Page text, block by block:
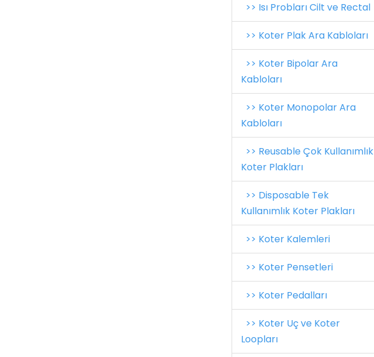
>> Isı Probları Cilt ve Rectal
>> Koter Plak Ara Kabloları
>> Koter Bipolar Ara
Kabloları
>> Koter Monopolar Ara
Kabloları
>> Reusable Çok Kullanımlık
Koter Plakları
>> Disposable Tek
Kullanımlık Koter Plakları
>> Koter Kalemleri
>> Koter Pensetleri
>> Koter Pedalları
>> Koter Uç ve Koter
Loopları